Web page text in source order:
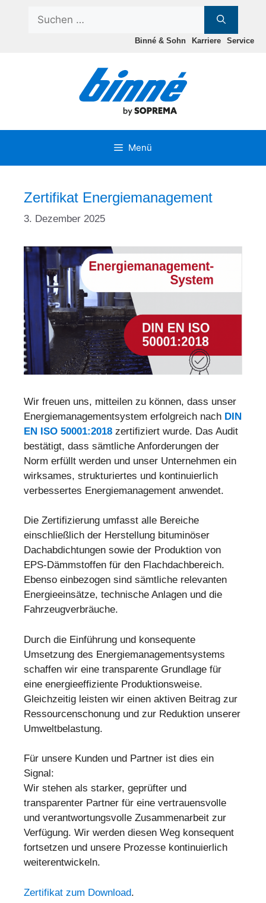
nach:
Binné & Sohn Karriere Service
Menü
Zertifikat Energiemanagement
3. Dezember 2025
Wir freuen uns, mitteilen zu können, dass unser
Energiemanagementsystem erfolgreich nach DIN
EN ISO 50001:2018 zertifiziert wurde. Das Audit
bestätigt, dass sämtliche Anforderungen der
Norm erfüllt werden und unser Unternehmen ein
wirksames, strukturiertes und kontinuierlich
verbessertes Energiemanagement anwendet.
Die Zertifizierung umfasst alle Bereiche
einschließlich der Herstellung bituminöser
Dachabdichtungen sowie der Produktion von
EPS-Dämmstoffen für den Flachdachbereich.
Ebenso einbezogen sind sämtliche relevanten
Energieeinsätze, technische Anlagen und die
Fahrzeugverbräuche.
Durch die Einführung und konsequente
Umsetzung des Energiemanagementsystems
schaffen wir eine transparente Grundlage für
eine energieeffiziente Produktionsweise.
Gleichzeitig leisten wir einen aktiven Beitrag zur
Ressourcenschonung und zur Reduktion unserer
Umweltbelastung.
Für unsere Kunden und Partner ist dies ein
Signal:
Wir stehen als starker, geprüfter und
transparenter Partner für eine vertrauensvolle
und verantwortungsvolle Zusammenarbeit zur
Verfügung. Wir werden diesen Weg konsequent
fortsetzen und unsere Prozesse kontinuierlich
weiterentwickeln.
Zertifikat zum Download.